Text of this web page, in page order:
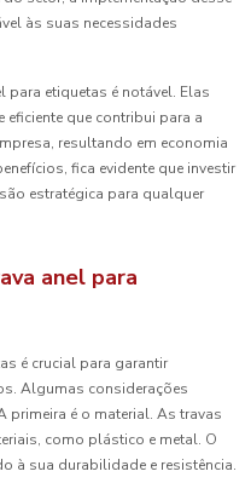
às suas necessidades
para etiquetas é notável. Elas
que contribui para a
resultando em economia
fica evidente que investir
estratégica para qualquer
anel para
é crucial para garantir
Algumas considerações
primeira é o material. As travas
como plástico e metal. O
à sua durabilidade e resistência.